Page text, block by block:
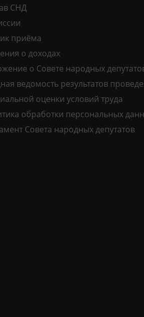
СНД
приёма
о доходах
о Совете народных
ведомость результатов
оценки условий труда
обработки персональных
Совета народных депутатов